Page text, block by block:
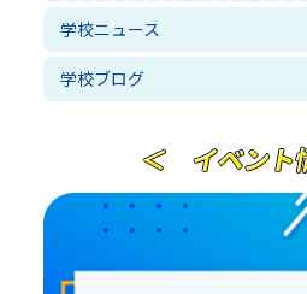
学校ニュース
学校ブログ